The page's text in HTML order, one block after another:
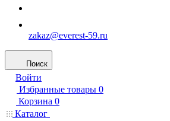
zakaz@everest-59.ru
Поиск
Войти
Избранные товары 0
Корзина 0
Каталог